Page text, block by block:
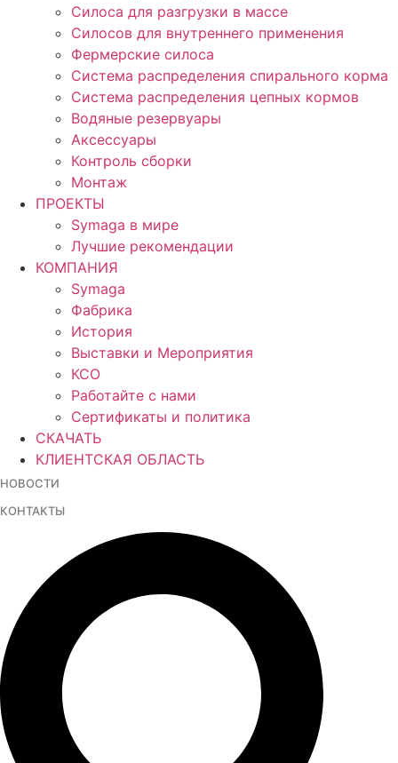
Силоса для разгрузки в массе
Силосов для внутреннего применения
Фермерские силоса
Система распределения спирального корма
Система распределения цепных кормов
Водяные резервуары
Аксессуары
Контроль сборки
Монтаж
ПРОЕКТЫ
Symaga в мире
Лучшие рекомендации
КОМПАНИЯ
Symaga
Фабрика
История
Выставки и Мероприятия
КСО
Работайте с нами
Сертификаты и политика
СКАЧАТЬ
КЛИЕНТСКАЯ ОБЛАСТЬ
НОВОСТИ
КОНТАКТЫ